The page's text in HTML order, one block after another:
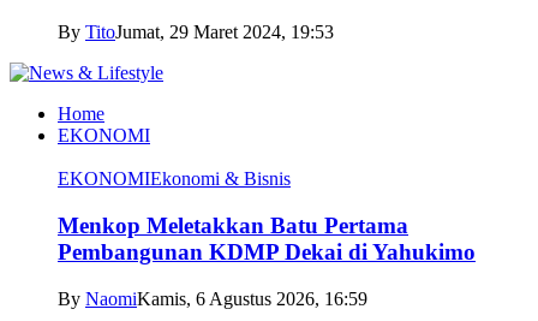
By TitoJumat, 29 Maret 2024, 19:53
Home
EKONOMI
EKONOMIEkonomi & Bisnis
Menkop Meletakkan Batu Pertama
Pembangunan KDMP Dekai di Yahukimo
By NaomiKamis, 6 Agustus 2026, 16:59